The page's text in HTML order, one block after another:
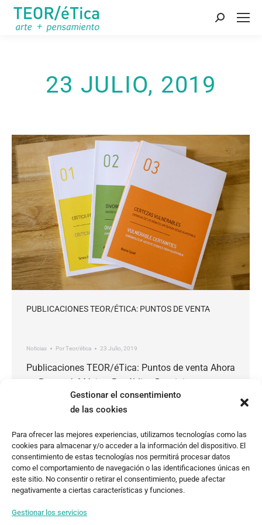
Gestionar el consentimiento
de las cookies
Para ofrecer las mejores experiencias, utilizamos tecnologías como las
cookies para almacenar y/o acceder a la información del dispositivo. El
consentimiento de estas tecnologías nos permitirá procesar datos
como el comportamiento de navegación o las identificaciones únicas en
este sitio. No consentir o retirar el consentimiento, puede afectar
negativamente a ciertas características y funciones.
Gestionar los servicios
Buscar:
23 JULIO, 2019
PUBLICACIONES TEOR/ÉTICA: PUNTOS DE VENTA
Noticias PorTeor/ética 23 Julio, 2019
Publicaciones TEOR/éTica: Puntos de venta Ahora
en Panamá, México, República Dominicana y
Guatemala. Desde sus inicios en 1999, TEOR/
éTica puso en marcha un programa editorial que
sobre arte de América Latina con un énfasis en
Centroamérica y el Caribe. Este programa incluye
catálogos de exposiciones, libros teóricos sobre
distintas…